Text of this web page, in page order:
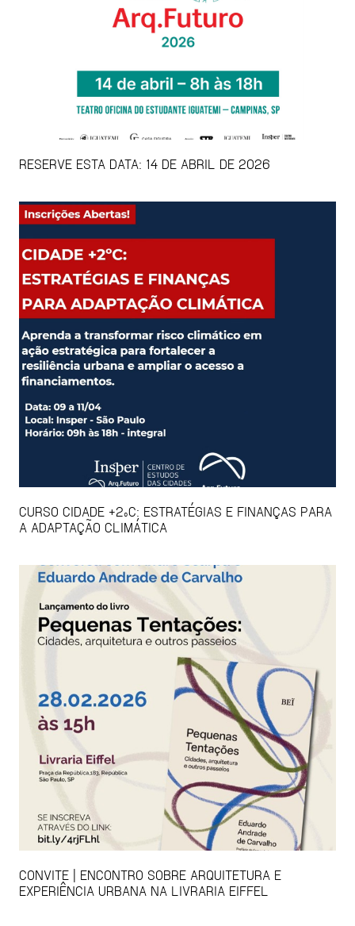
RESERVE ESTA DATA: 14 DE ABRIL DE 2026
CURSO CIDADE +2ºC: ESTRATÉGIAS E FINANÇAS PARA
A ADAPTAÇÃO CLIMÁTICA
CONVITE | ENCONTRO SOBRE ARQUITETURA E
EXPERIÊNCIA URBANA NA LIVRARIA EIFFEL